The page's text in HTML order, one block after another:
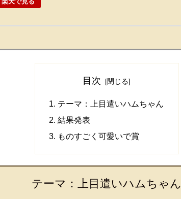
目次
テーマ：上目遣いハムちゃん
結果発表
ものすごく可愛いで賞
テーマ：上目遣いハムちゃん